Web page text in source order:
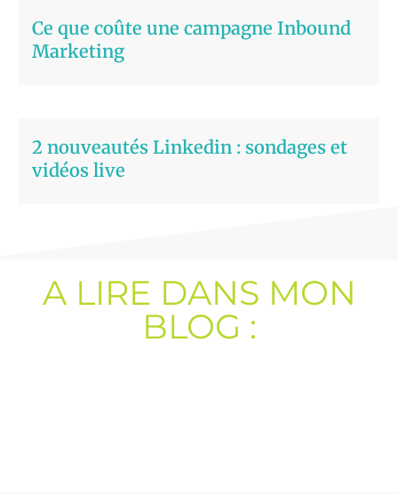
Ce que coûte une campagne Inbound
Marketing
2 nouveautés Linkedin : sondages et
vidéos live
A LIRE DANS MON
BLOG :